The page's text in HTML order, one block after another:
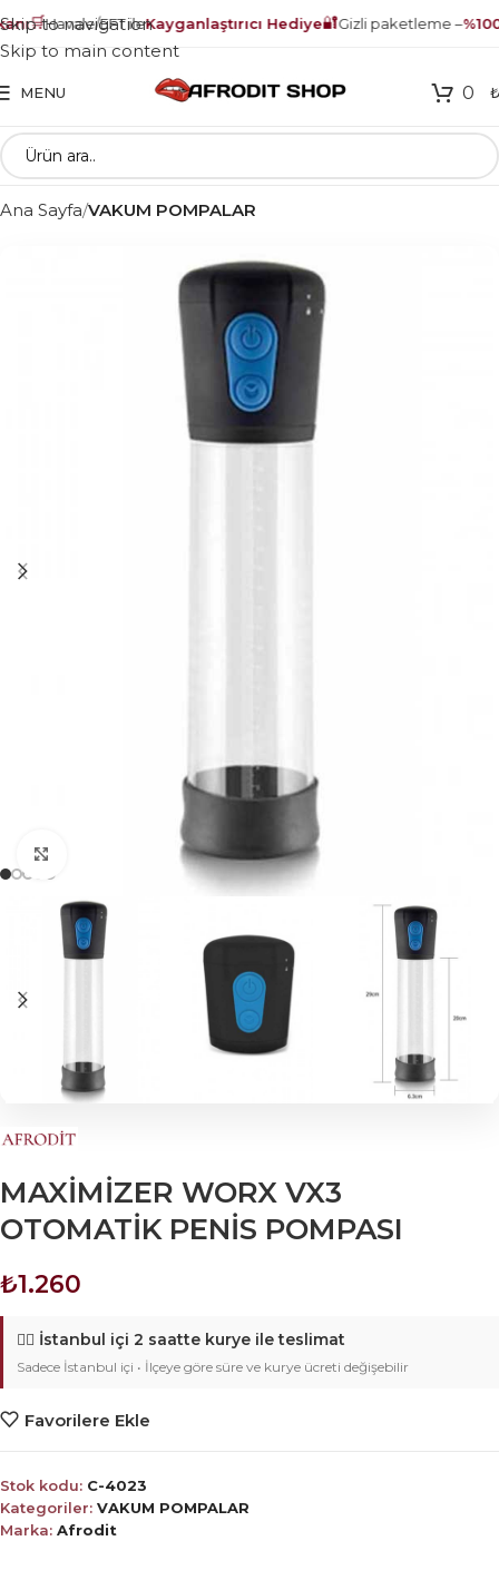
🛒Havale/EFT ileKayganlaştırıcı Hediye🔐Gizli paketleme –
Skip to navigation
Skip to main content
MENU 0 ₺
Ana Sayfa VAKUM POMPALAR
Click to enlarge
MAXİMİZER WORX VX3
OTOMATİK PENİS POMPASI
₺1.260
🚴‍♂️ İstanbul içi 2 saatte kurye ile teslimat
Sadece İstanbul içi • İlçeye göre süre ve kurye ücreti değişebilir
Favorilere Ekle
Stok kodu: C-4023
Kategoriler: VAKUM POMPALAR
Marka: Afrodit